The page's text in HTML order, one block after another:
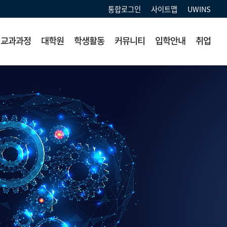
통합로그인 사이트맵 UWINS
교과과정 대학원 학생활동 커뮤니티 입학안내 취업